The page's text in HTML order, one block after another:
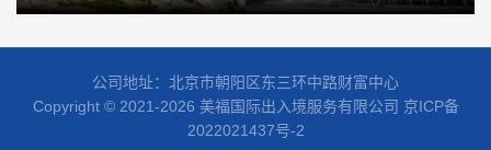
公司地址：北京市朝阳区东三环中路财富中心
Copyright © 2021-2026 美福国际出入境服务有限公司 京ICP备
2022021437号-2